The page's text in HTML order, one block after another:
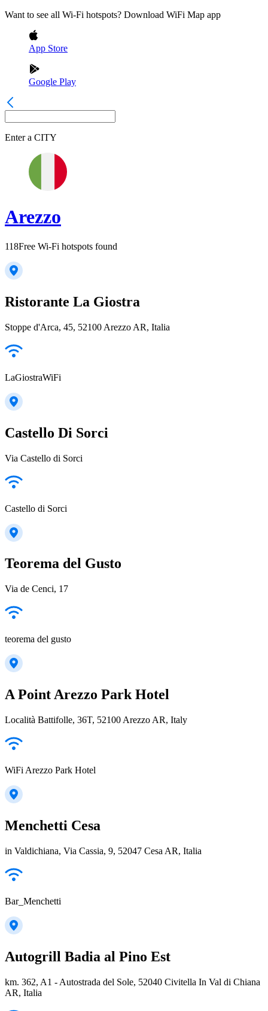
Want to see all Wi-Fi hotspots? Download WiFi Map app
App Store
Google Play
Enter a CITY
Arezzo
118Free Wi-Fi hotspots found
Ristorante La Giostra
Stoppe d'Arca, 45, 52100 Arezzo AR, Italia
LaGiostraWiFi
Castello Di Sorci
Via Castello di Sorci
Castello di Sorci
Teorema del Gusto
Via de Cenci, 17
teorema del gusto
A Point Arezzo Park Hotel
Località Battifolle, 36T, 52100 Arezzo AR, Italy
WiFi Arezzo Park Hotel
Menchetti Cesa
in Valdichiana, Via Cassia, 9, 52047 Cesa AR, Italia
Bar_Menchetti
Autogrill Badia al Pino Est
km. 362, A1 - Autostrada del Sole, 52040 Civitella In Val di Chiana
AR, Italia